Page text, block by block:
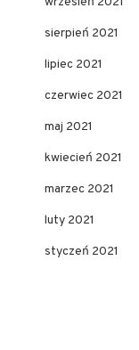
sierpień 2021
lipiec 2021
czerwiec 2021
maj 2021
kwiecień 2021
marzec 2021
luty 2021
styczeń 2021